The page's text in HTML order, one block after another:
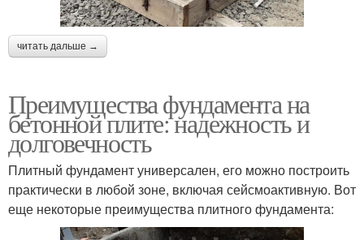
читать дальше →
Преимущества фундамента на
бетонной плите: надежность и
долговечность
Плитный фундамент универсален, его можно построить
практически в любой зоне, включая сейсмоактивную. Вот
еще некоторые преимущества плитного фундамента: